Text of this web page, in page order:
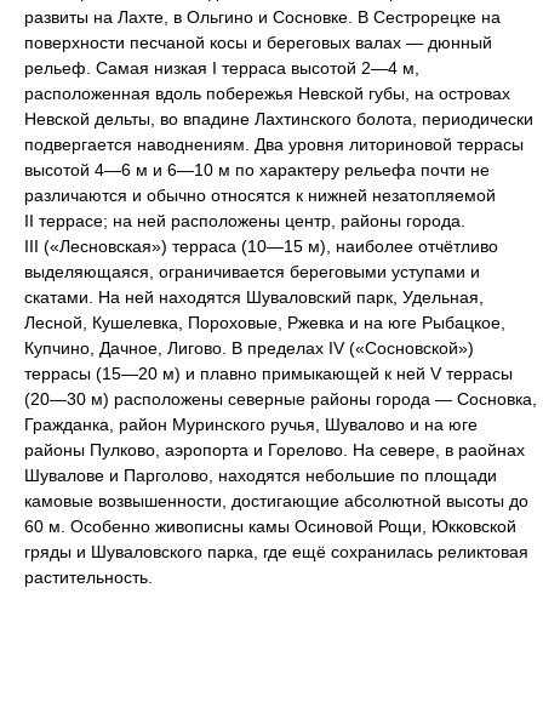
развиты на Лахте, в Ольгино и Сосновке. В Сестрорецке на
поверхности песчаной косы и береговых валах — дюнный
рельеф. Самая низкая I терраса высотой 2—4 м,
расположенная вдоль побережья Невской губы, на островах
Невской дельты, во впадине Лахтинского болота, периодически
подвергается наводнениям. Два уровня литориновой террасы
высотой 4—6 м и 6—10 м по характеру рельефа почти не
различаются и обычно относятся к нижней незатопляемой
II террасе; на ней расположены центр, районы города.
III («Лесновская») терраса (10—15 м), наиболее отчётливо
выделяющаяся, ограничивается береговыми уступами и
скатами. На ней находятся Шуваловский парк, Удельная,
Лесной, Кушелевка, Пороховые, Ржевка и на юге Рыбацкое,
Купчино, Дачное, Лигово. В пределах IV («Сосновской»)
террасы (15—20 м) и плавно примыкающей к ней V террасы
(20—30 м) расположены северные районы города — Сосновка,
Гражданка, район Муринского ручья, Шувалово и на юге
районы Пулково, аэропорта и Горелово. На севере, в раойнах
Шувалове и Парголово, находятся небольшие по площади
камовые возвышенности, достигающие абсолютной высоты до
60 м. Особенно живописны камы Осиновой Рощи, Юкковской
гряды и Шуваловского парка, где ещё сохранилась реликтовая
растительность.